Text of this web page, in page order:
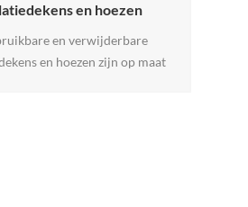
en hoezen
en verwijderbare
en hoezen zijn op maat